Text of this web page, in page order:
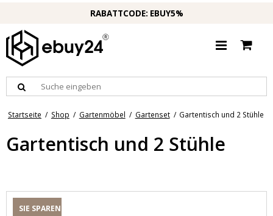
RABATTCODE: EBUY5%
Startseite / Shop / Gartenmöbel / Gartenset / Gartentisch und 2 Stühle
Gartentisch und 2 Stühle
SIE SPAREN